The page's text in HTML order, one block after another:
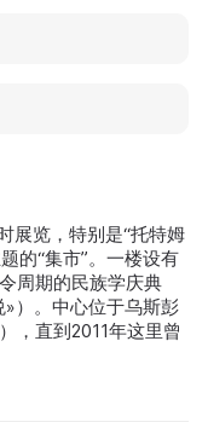
展览，特别是“托特姆
的“集市”。一楼设有
周期的民族学庆典
»）。中心位于乌斯彭
，直到2011年这里曾